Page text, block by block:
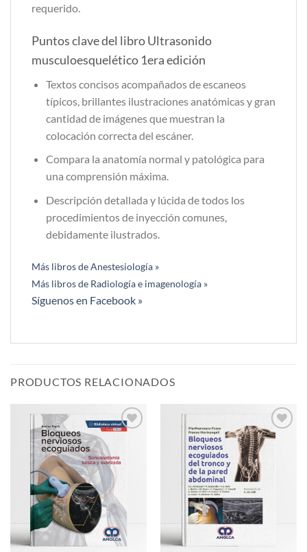
requerido.
Puntos clave del libro Ultrasonido
musculoesquelético 1era edición
Textos concisos acompañados de escaneos
típicos, brillantes ilustraciones anatómicas y gran
cantidad de imágenes que muestran la
colocación correcta del escáner.
Compara la anatomía normal y patológica para
una comprensión máxima.
Descripción detallada y lúcida de todos los
procedimientos de inyección comunes,
debidamente ilustrados.
Más libros de Anestesiología »
Más libros de Radiología e imagenología »
Síguenos en Facebook »
PRODUCTOS RELACIONADOS
lista de
deseos
Añadir